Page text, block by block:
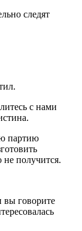
следят
с нами
партию
не получится.
вы говорите